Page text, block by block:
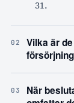
31.
02
Vilka är
03
När